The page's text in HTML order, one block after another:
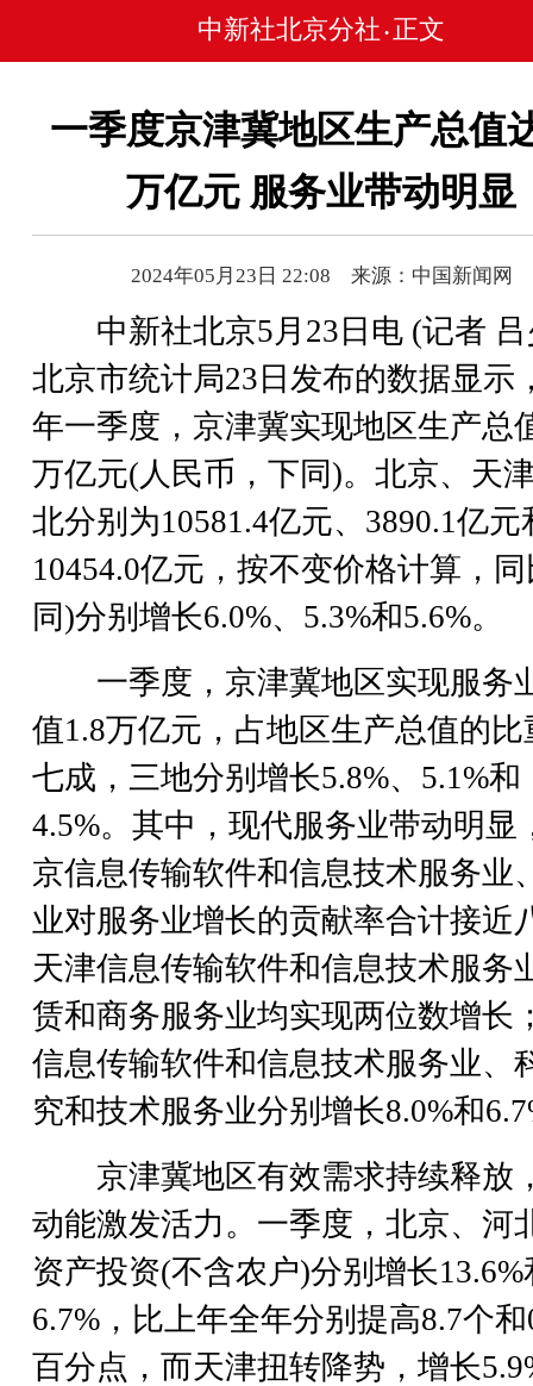
中新社北京分社 • 正文
一季度京津冀地区生产总值
万亿元 服务业带动明显
2024年05月23日 22:08 来源：中国新闻网
中新社北京5月23日电 (记者 吕
北京市统计局23日发布的数据显示
年一季度，京津冀实现地区生产总
万亿元(人民币，下同)。北京、天
北分别为10581.4亿元、3890.1亿元
10454.0亿元，按不变价格计算，
同)分别增长6.0%、5.3%和5.6%。
一季度，京津冀地区实现服务
值1.8万亿元，占地区生产总值的比
七成，三地分别增长5.8%、5.1%和
4.5%。其中，现代服务业带动明显
京信息传输软件和信息技术服务业
业对服务业增长的贡献率合计接近
天津信息传输软件和信息技术服务
赁和商务服务业均实现两位数增长
信息传输软件和信息技术服务业、
究和技术服务业分别增长8.0%和
京津冀地区有效需求持续释放
动能激发活力。一季度，北京、河
资产投资(不含农户)分别增长13.6%
6.7%，比上年全年分别提高8.7个
百分点，而天津扭转降势，增长